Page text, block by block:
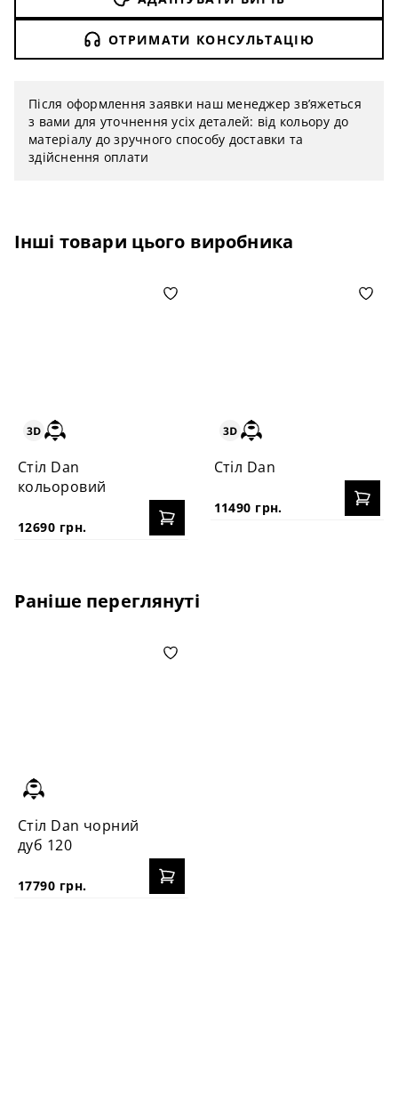
ОТРИМАТИ КОНСУЛЬТАЦІЮ
Після оформлення заявки наш менеджер зв’яжеться
з вами для уточнення усіх деталей: від кольору до
матеріалу до зручного способу доставки та
здійснення оплати
Інші товари цього виробника
Стіл Dan
кольоровий
12690 грн.
Стіл Dan
11490 грн.
Раніше переглянуті
Стіл Dan чорний
дуб 120
17790 грн.